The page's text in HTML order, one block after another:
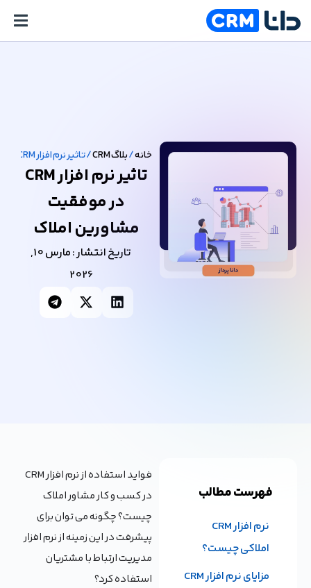
خانه/بلاگ CRM /تاثیر نرم افزار CRM در موفقیت مشاورین املاک
تاثیر نرم افزار CRM
در موفقیت
مشاورین املاک
تاریخ انتشار :
مارس 10,
2026
فواید استفاده از نرم افزار CRM
در کسب و کار مشاور املاک
چیست؟ چگونه می توان برای
پیشرفت در این زمینه از نرم افزار
مدیریت ارتباط با مشتریان
استفاده کرد؟
فهرست مطالب
نرم افزار CRM
املاکی چیست؟
مزایای نرم افزار CRM